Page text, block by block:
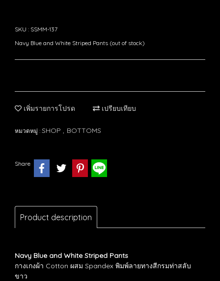
SKU : SSMM-137
Navy Blue and White Striped Pants (out of stock)
เพิ่มรายการโปรด เปรียบเทียบ
หมวดหมู่ : SHOP , BOTTOMS
Share
Product description
Navy Blue and White Striped Pants
กางเกงผ้า Cotton ผสม Spandex พิมพ์ลายทางสีกรมท่าสลับ
ขาว